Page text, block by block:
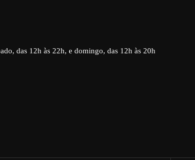
das 12h às 22h, e domingo, das 12h às 20h